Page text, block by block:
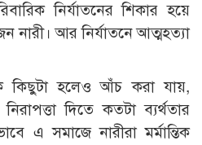
নির্যাতনের শিকার হয়ে
আর নির্যাতনে আত্মহত্যা
কিছুটা হলেও আঁচ করা যায়,
দিতে কতটা ব্যর্থতার
এ সমাজে নারীরা মর্মান্তিক